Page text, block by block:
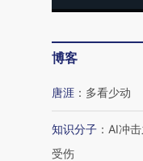
博客
唐涯 ： 多看少动
知识分子 ： AI冲
受伤